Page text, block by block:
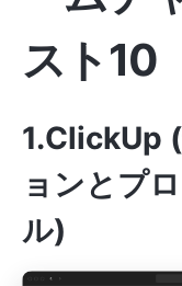
スト10
1.ClickUp
ョンとプ
ル)